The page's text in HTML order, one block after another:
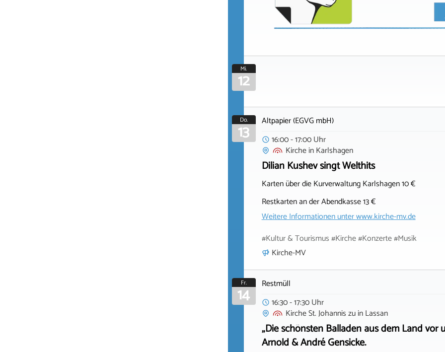
Mi.
12
Do.
13
Altpapier (EGVG mbH)
16:00 - 17:00 Uhr
KircheinKarlshagen
Dilian Kushev singt Welthits
Karten über die Kurverwaltung Karlshagen 10 €
Restkarten an der Abendkasse 13 €
Weitere Informationen unterwww.kirche-mv.de
#Kultur & Tourismus #Kirche #Konzerte #Musik
Kirche-MV
Fr.
14
Restmüll
16:30 - 17:30 Uhr
Kirche St. Johannis zuinLassan
„Die schönsten Balladen aus dem Land vor
Arnold & André Gensicke.